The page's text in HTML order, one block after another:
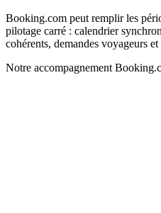
Booking.com peut remplir les
pilotage carré : calendrier
cohérents, demandes voyageurs
Notre accompagnement